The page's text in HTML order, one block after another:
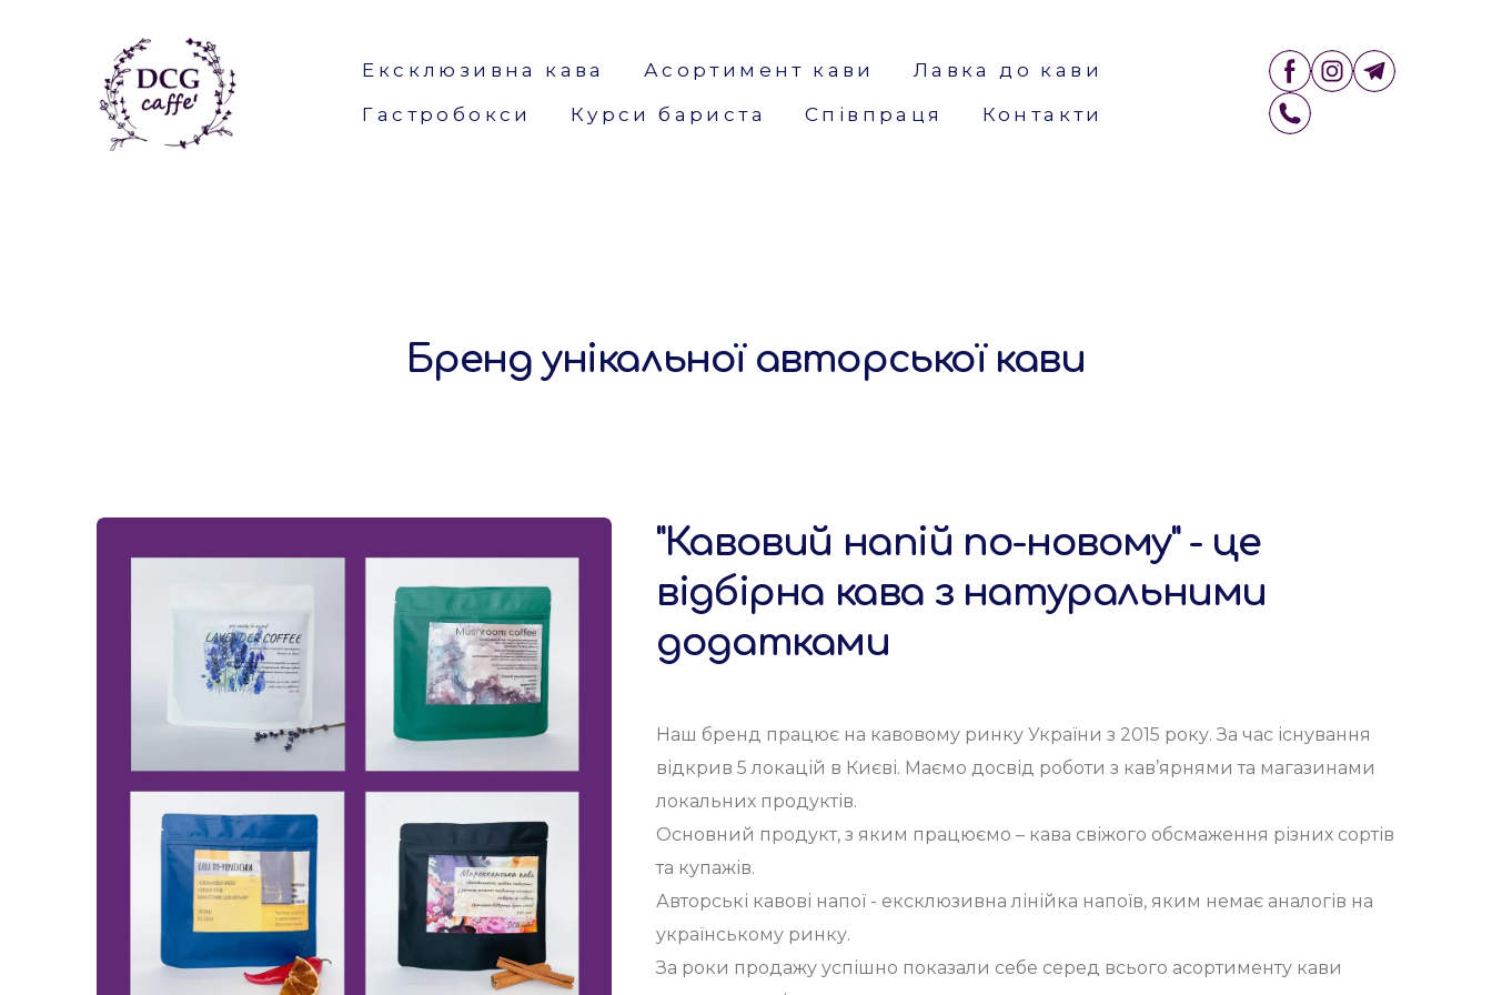
Ексклюзивна кава Асортимент кави
Лавка до кави
Гастробокси
Курси бариста Співпраця Контакти
Бренд унікальної авторської кави
"Кавовий напій по-новому" - це
відбірна кава з натуральними
додатками
Наш бренд працює на кавовому ринку України з 2015 року. За час існування
відкрив 5 локацій в Києві. Маємо досвід роботи з кав’ярнями та магазинами
локальних продуктів.
Основний продукт, з яким працюємо – кава свіжого обсмаження різних сортів
та купажів.
Авторські кавові напої - ексклюзивна лінійка напоїв, яким немає аналогів на
українському ринку.
За роки продажу успішно показали себе серед всього асортименту кави